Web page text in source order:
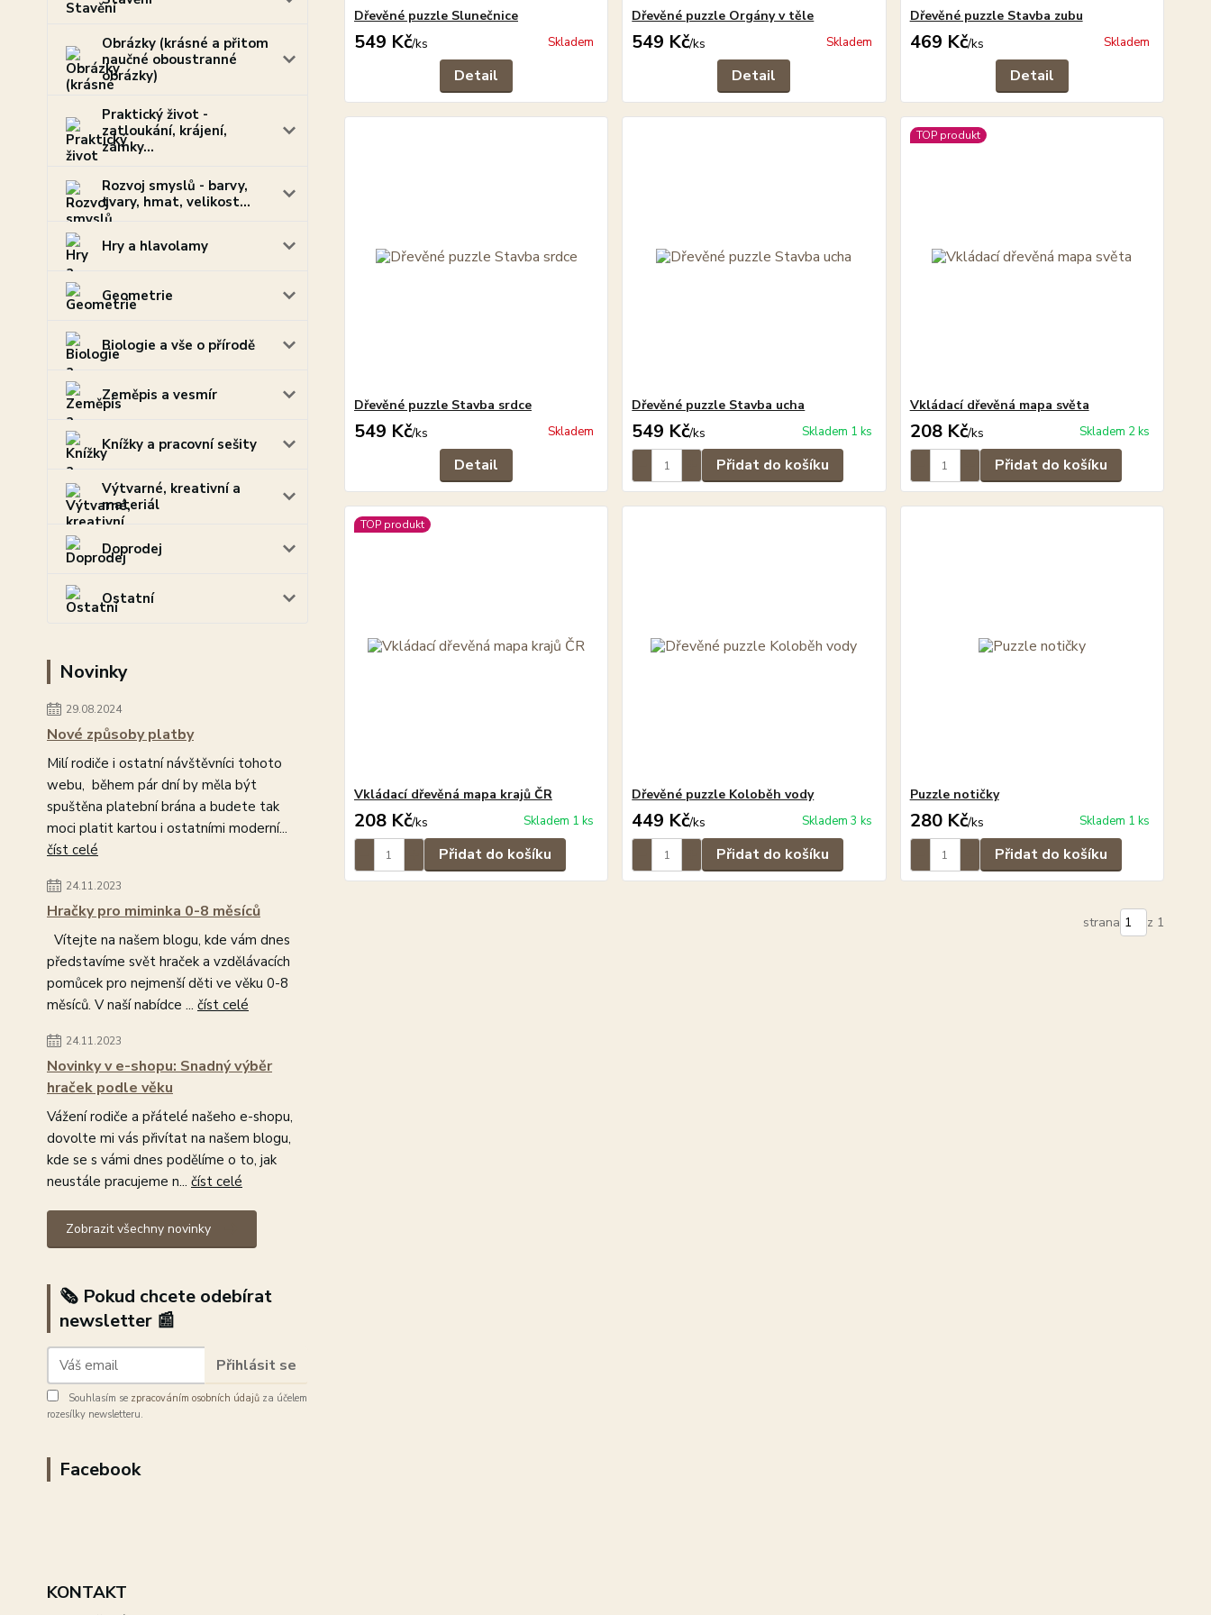
Obrázky (krásné a přitom
naučné oboustranné
obrázky)
Praktický život -
zatloukání, krájení,
zámky...
Rozvoj smyslů - barvy,
tvary, hmat, velikost...
Hry a hlavolamy
Geometrie
Biologie a vše o přírodě
Zeměpis a vesmír
Knížky a pracovní sešity
Výtvarné, kreativní a
materiál
Doprodej
Ostatní
Novinky
29.08.2024
Nové způsoby platby
Milí rodiče i ostatní návštěvníci tohoto
webu, během pár dní by měla být
spuštěna platební brána a budete tak
moci platit kartou i ostatními moderní...
číst celé
24.11.2023
Hračky pro miminka 0-8 měsíců
Vítejte na našem blogu, kde vám dnes
představíme svět hraček a vzdělávacích
pomůcek pro nejmenší děti ve věku 0-8
měsíců. V naší nabídce ... číst celé
24.11.2023
Novinky v e-shopu: Snadný výběr
hraček podle věku
Vážení rodiče a přátelé našeho e-shopu,
dovolte mi vás přivítat na našem blogu,
kde se s vámi dnes podělíme o to, jak
neustále pracujeme n... číst celé
Zobrazit všechny novinky
🗞️ Pokud chcete odebírat
newsletter 📰
Přihlásit se
Souhlasím se zpracováním osobních údajů za účelem
rozesílky newsletteru.
Facebook
KONTAKT
Dřevěné puzzle Slunečnice
549 Kč/ks Skladem
Detail
Dřevěné puzzle Orgány v těle
549 Kč/ks Skladem
Detail
Dřevěné puzzle Stavba zubu
469 Kč/ks Skladem
Detail
Dřevěné puzzle Stavba srdce
549 Kč/ks Skladem
Detail
Dřevěné puzzle Stavba ucha
549 Kč/ks Skladem 1 ks
Přidat do košíku
TOP produkt
Vkládací dřevěná mapa světa
208 Kč/ks Skladem 2 ks
Přidat do košíku
TOP produkt
Vkládací dřevěná mapa krajů ČR
208 Kč/ks Skladem 1 ks
Přidat do košíku
Dřevěné puzzle Koloběh vody
449 Kč/ks Skladem 3 ks
Přidat do košíku
Puzzle notičky
280 Kč/ks Skladem 1 ks
Přidat do košíku
strana z 1